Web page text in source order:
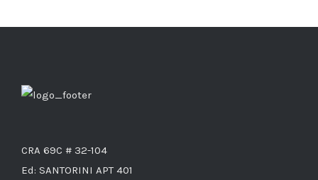
CRA 69C # 32-104
Ed: SANTORINI APT 401